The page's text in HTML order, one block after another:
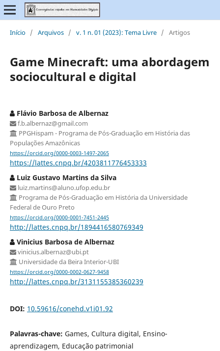
Início / Arquivos / v. 1 n. 01 (2023): Tema Livre / Artigos
Game Minecraft: uma abordagem
sociocultural e digital
Flávio Barbosa de Albernaz
f.b.albernaz@gmail.com
PPGHispam - Programa de Pós-Graduação em História das
Populações Amazônicas
https://orcid.org/0000-0003-1497-2065
https://lattes.cnpq.br/4203811776453333
Luiz Gustavo Martins da Silva
luiz.martins@aluno.ufop.edu.br
Programa de Pós-Graduação em História da Universidade
Federal de Ouro Preto
https://orcid.org/0000-0001-7451-2445
http://lattes.cnpq.br/1894416580769349
Vinicius Barbosa de Albernaz
vinicius.albernaz@ubi.pt
Universidade da Beira Interior-UBI
https://orcid.org/0000-0002-0627-9458
http://lattes.cnpq.br/3131155385360239
DOI: 10.59616/conehd.v1i01.92
Palavras-chave: Games, Cultura digital, Ensino-
aprendizagem, Educação patrimonial